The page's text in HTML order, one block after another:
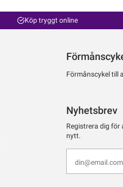
Köp tryggt online
Förmånscykel till
Nyhetsbrev
Registrera dig
nytt.